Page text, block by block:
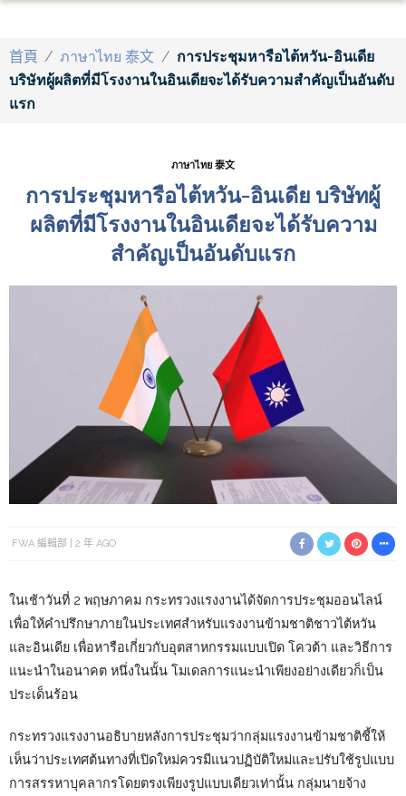
首頁 / ภาษาไทย 泰文 / การประชุมหารือไต้หวัน-อินเดีย
บริษัทผู้ผลิตที่มีโรงงานในอินเดียจะได้รับความสำคัญเป็นอันดับ
แรก
ภาษาไทย 泰文
การประชุมหารือไต้หวัน-อินเดีย บริษัทผู้
ผลิตที่มีโรงงานในอินเดียจะได้รับความ
สำคัญเป็นอันดับแรก
FWA 編輯部 2 年 AGO
ในเช้าวันที่ 2 พฤษภาคม กระทรวงแรงงานได้จัดการประชุมออนไลน์
เพื่อให้คำปรึกษาภายในประเทศสำหรับแรงงานข้ามชาติชาวไต้หวัน
และอินเดีย เพื่อหารือเกี่ยวกับอุตสาหกรรมแบบเปิด โควต้า และวิธีการ
แนะนำในอนาคต หนึ่งในนั้น โมเดลการแนะนำเพียงอย่างเดียวก็เป็น
ประเด็นร้อน
กระทรวงแรงงานอธิบายหลังการประชุมว่ากลุ่มแรงงานข้ามชาติชี้ให้
เห็นว่าประเทศต้นทางที่เปิดใหม่ควรมีแนวปฏิบัติใหม่และปรับใช้รูปแบบ
การสรรหาบุคลากรโดยตรงเพียงรูปแบบเดียวเท่านั้น กลุ่มนายจ้าง